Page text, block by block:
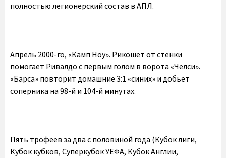
полностью легионерский состав в АПЛ.
Апрель 2000-го, «Камп Ноу». Рикошет от стенки
помогает Ривалдо с первым голом в ворота «Челси».
«Барса» повторит домашние 3:1 «синих» и добьет
соперника на 98-й и 104-й минутах.
Пять трофеев за два с половиной года (Кубок лиги,
Кубок кубков, Суперкубок УЕФА, Кубок Англии,